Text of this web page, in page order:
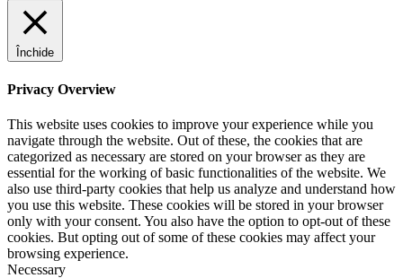
Închide
Privacy Overview
This website uses cookies to improve your experience while you
navigate through the website. Out of these, the cookies that are
categorized as necessary are stored on your browser as they are
essential for the working of basic functionalities of the website. We
also use third-party cookies that help us analyze and understand how
you use this website. These cookies will be stored in your browser
only with your consent. You also have the option to opt-out of these
cookies. But opting out of some of these cookies may affect your
browsing experience.
Necessary